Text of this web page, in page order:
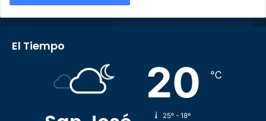
El Tiempo
20 ℃
25º - 18º